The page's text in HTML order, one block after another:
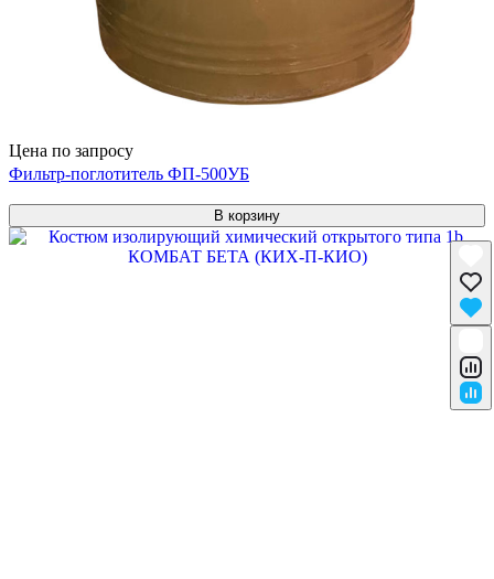
Цена по запросу
Фильтр-поглотитель ФП-500УБ
В корзину